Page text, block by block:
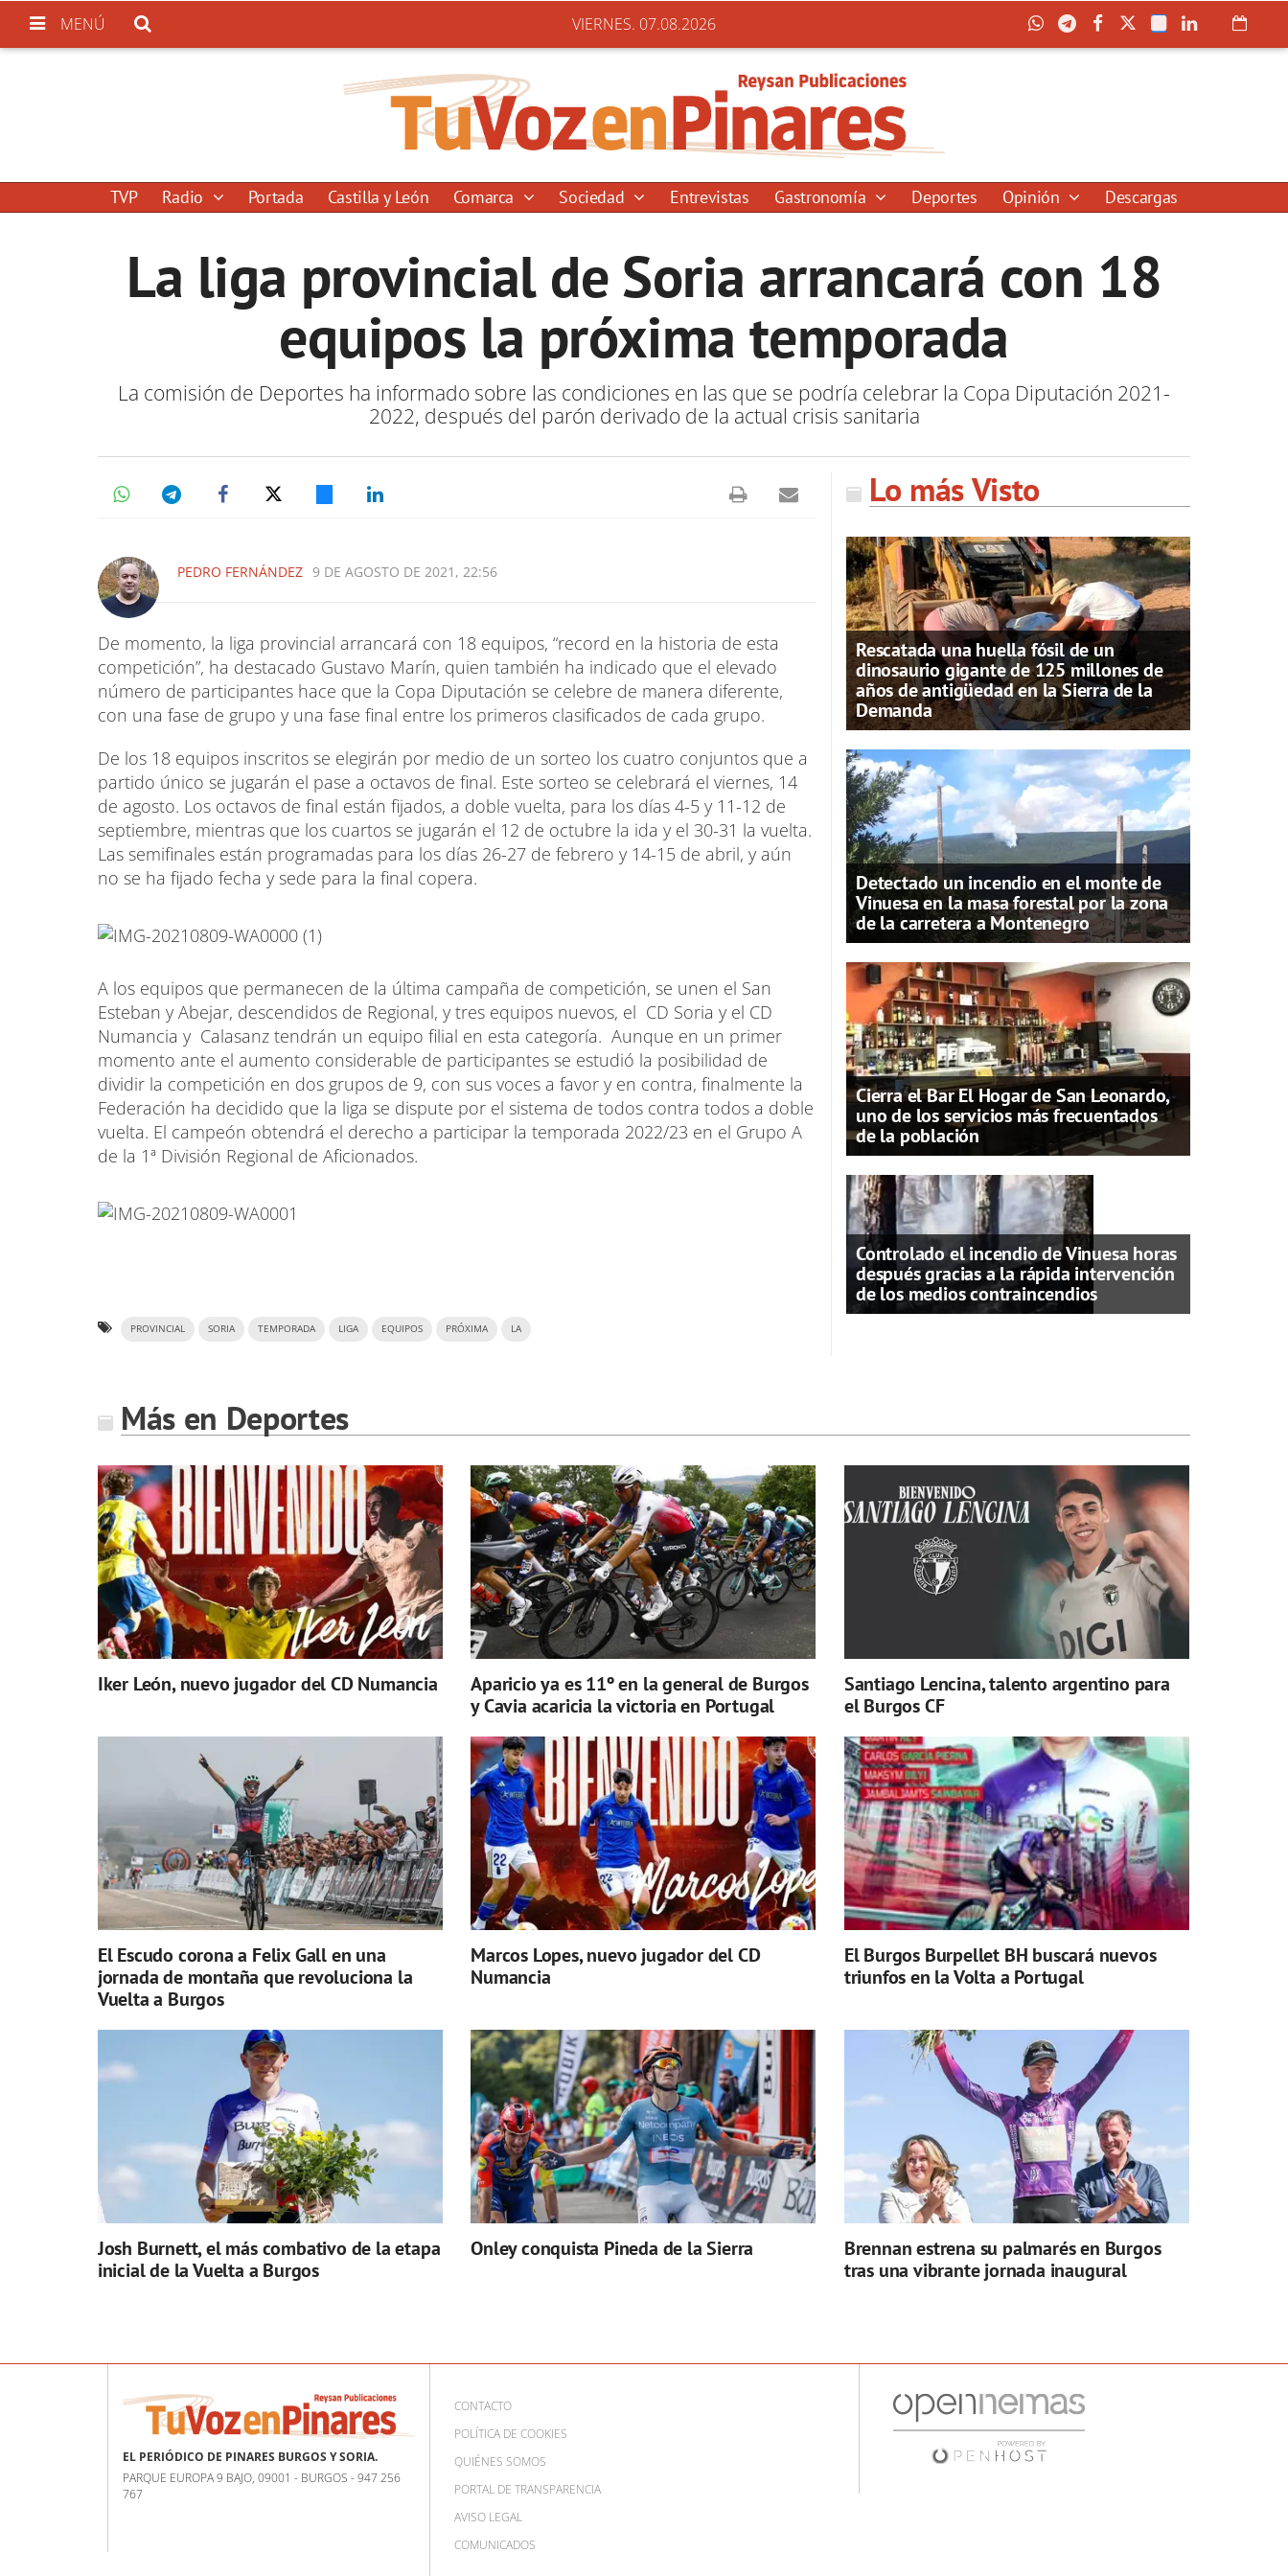
MENÚ VIERNES. 07.08.2026
TVP Radio Portada Castilla y León Comarca Sociedad Entrevistas Gastronomía Deportes Opinión Descargas
La liga provincial de Soria arrancará con 18
equipos la próxima temporada
La comisión de Deportes ha informado sobre las condiciones en las que se podría celebrar la Copa Diputación 2021-
2022, después del parón derivado de la actual crisis sanitaria
PEDRO FERNÁNDEZ 9 DE AGOSTO DE 2021, 22:56
De momento, la liga provincial arrancará con 18 equipos, “record en la historia de esta
competición”, ha destacado Gustavo Marín, quien también ha indicado que el elevado
número de participantes hace que la Copa Diputación se celebre de manera diferente,
con una fase de grupo y una fase final entre los primeros clasificados de cada grupo.
De los 18 equipos inscritos se elegirán por medio de un sorteo los cuatro conjuntos que a
partido único se jugarán el pase a octavos de final. Este sorteo se celebrará el viernes, 14
de agosto. Los octavos de final están fijados, a doble vuelta, para los días 4-5 y 11-12 de
septiembre, mientras que los cuartos se jugarán el 12 de octubre la ida y el 30-31 la vuelta.
Las semifinales están programadas para los días 26-27 de febrero y 14-15 de abril, y aún
no se ha fijado fecha y sede para la final copera.
A los equipos que permanecen de la última campaña de competición, se unen el San
Esteban y Abejar, descendidos de Regional, y tres equipos nuevos, el CD Soria y el CD
Numancia y Calasanz tendrán un equipo filial en esta categoría. Aunque en un primer
momento ante el aumento considerable de participantes se estudió la posibilidad de
dividir la competición en dos grupos de 9, con sus voces a favor y en contra, finalmente la
Federación ha decidido que la liga se dispute por el sistema de todos contra todos a doble
vuelta. El campeón obtendrá el derecho a participar la temporada 2022/23 en el Grupo A
de la 1ª División Regional de Aficionados.
PROVINCIAL SORIA TEMPORADA LIGA EQUIPOS PRÓXIMA LA
Lo más Visto
Rescatada una huella fósil de un
dinosaurio gigante de 125 millones de
años de antigüedad en la Sierra de la
Demanda
Detectado un incendio en el monte de
Vinuesa en la masa forestal por la zona
de la carretera a Montenegro
Cierra el Bar El Hogar de San Leonardo,
uno de los servicios más frecuentados
de la población
Controlado el incendio de Vinuesa horas
después gracias a la rápida intervención
de los medios contraincendios
Más en Deportes
Iker León, nuevo jugador del CD Numancia
Aparicio ya es 11º en la general de Burgos
y Cavia acaricia la victoria en Portugal
Santiago Lencina, talento argentino para
el Burgos CF
El Escudo corona a Felix Gall en una
jornada de montaña que revoluciona la
Vuelta a Burgos
Marcos Lopes, nuevo jugador del CD
Numancia
El Burgos Burpellet BH buscará nuevos
triunfos en la Volta a Portugal
Josh Burnett, el más combativo de la etapa
inicial de la Vuelta a Burgos
Onley conquista Pineda de la Sierra
Brennan estrena su palmarés en Burgos
tras una vibrante jornada inaugural
EL PERIÓDICO DE PINARES BURGOS Y SORIA.
PARQUE EUROPA 9 BAJO, 09001 - BURGOS - 947 256
767
CONTACTO
POLÍTICA DE COOKIES
QUIÉNES SOMOS
PORTAL DE TRANSPARENCIA
AVISO LEGAL
COMUNICADOS